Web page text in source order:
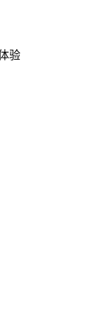
验